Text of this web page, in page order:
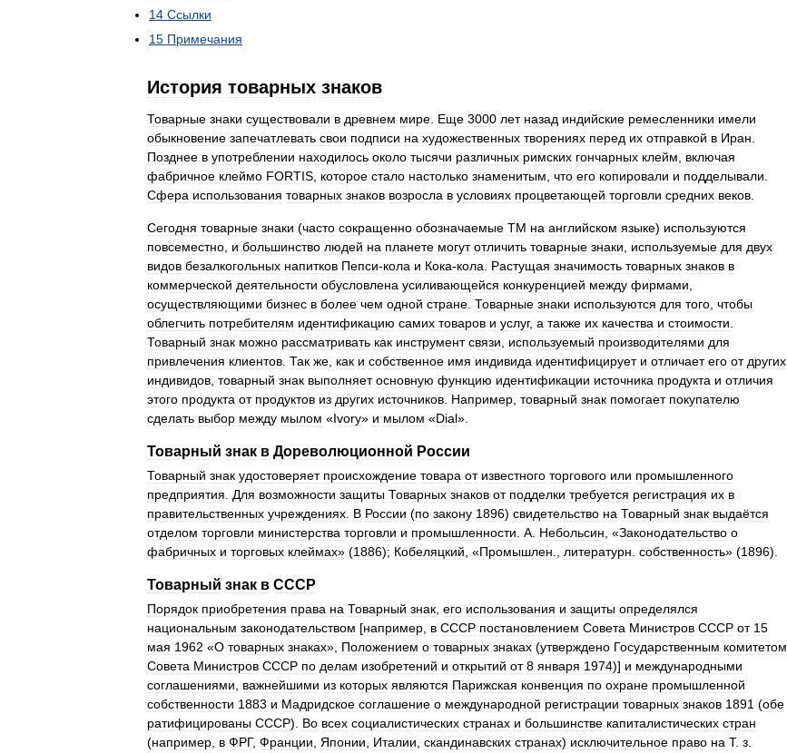
14 Ссылки
15 Примечания
История товарных знаков
Товарные знаки существовали в древнем мире. Еще 3000 лет назад индийские ремесленники имели
обыкновение запечатлевать свои подписи на художественных творениях перед их отправкой в Иран.
Позднее в употреблении находилось около тысячи различных римских гончарных клейм, включая
фабричное клеймо FORTIS, которое стало настолько знаменитым, что его копировали и подделывали.
Сфера использования товарных знаков возросла в условиях процветающей торговли средних веков.
Сегодня товарные знаки (часто сокращенно обозначаемые TM на английском языке) используются
повсеместно, и большинство людей на планете могут отличить товарные знаки, используемые для двух
видов безалкогольных напитков Пепси-кола и Кока-кола. Растущая значимость товарных знаков в
коммерческой деятельности обусловлена усиливающейся конкуренцией между фирмами,
осуществляющими бизнес в более чем одной стране. Товарные знаки используются для того, чтобы
облегчить потребителям идентификацию самих товаров и услуг, а также их качества и стоимости.
Товарный знак можно рассматривать как инструмент связи, используемый производителями для
привлечения клиентов. Так же, как и собственное имя индивида идентифицирует и отличает его от других
индивидов, товарный знак выполняет основную функцию идентификации источника продукта и отличия
этого продукта от продуктов из других источников. Например, товарный знак помогает покупателю
сделать выбор между мылом «Ivory» и мылом «Dial».
Товарный знак в Дореволюционной России
Товарный знак удостоверяет происхождение товара от известного торгового или промышленного
предприятия. Для возможности защиты Товарных знаков от подделки требуется регистрация их в
правительственных учреждениях. В России (по закону 1896) свидетельство на Товарный знак выдаётся
отделом торговли министерства торговли и промышленности. А. Небольсин, «Законодательство о
фабричных и торговых клеймах» (1886); Кобеляцкий, «Промышлен., литературн. собственность» (1896).
Товарный знак в СССР
Порядок приобретения права на Товарный знак, его использования и защиты определялся
национальным законодательством [например, в СССР постановлением Совета Министров СССР от 15
мая 1962 «О товарных знаках», Положением о товарных знаках (утверждено Государственным комитетом
Совета Министров СССР по делам изобретений и открытий от 8 января 1974)] и международными
соглашениями, важнейшими из которых являются Парижская конвенция по охране промышленной
собственности 1883 и Мадридское соглашение о международной регистрации товарных знаков 1891 (обе
ратифицированы СССР). Во всех социалистических странах и большинстве капиталистических стран
(например, в ФРГ, Франции, Японии, Италии, скандинавских странах) исключительное право на Т. з.